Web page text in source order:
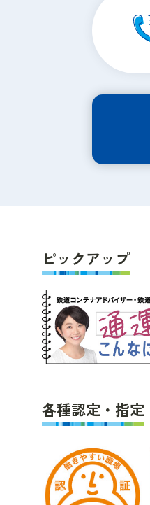
ピックアップ
各種認定・指定